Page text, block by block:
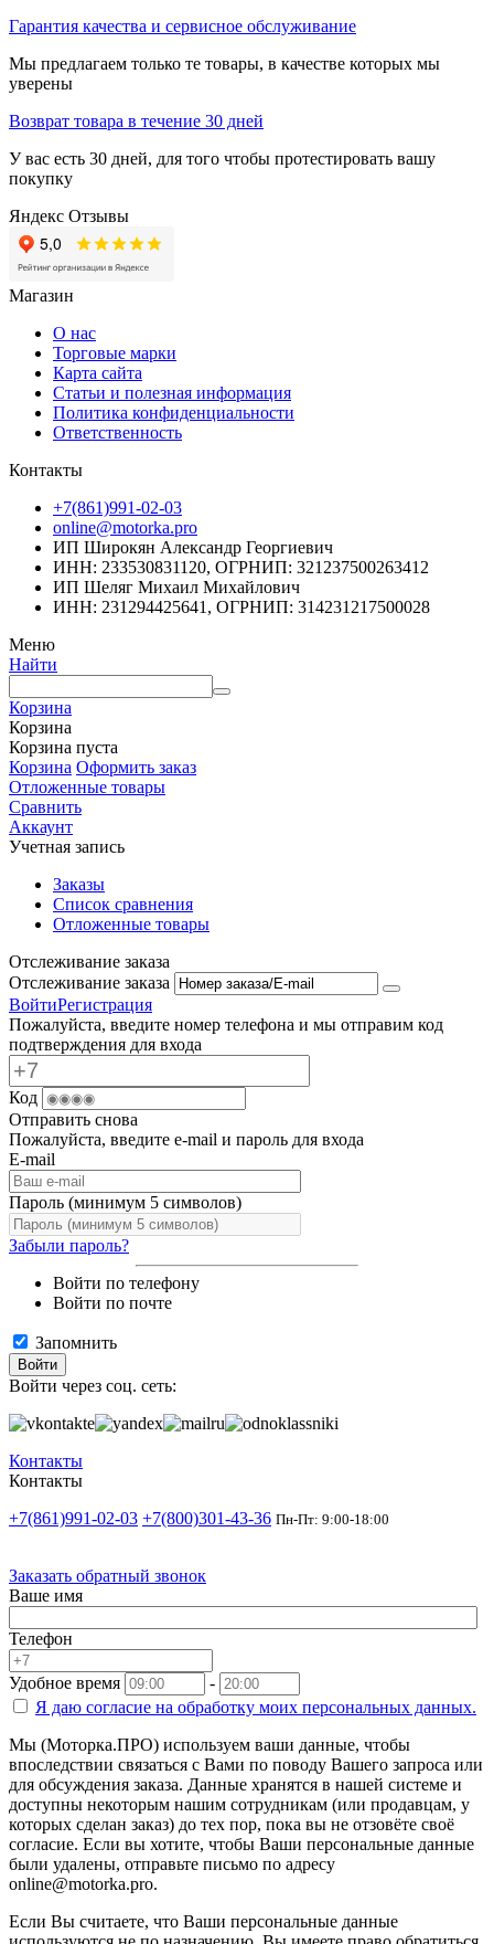
Гарантия качества и сервисное обслуживание
Мы предлагаем только те товары, в качестве которых мы
уверены
Возврат товара в течение 30 дней
У вас есть 30 дней, для того чтобы протестировать вашу
покупку
Яндекс Отзывы
Магазин
О нас
Торговые марки
Карта сайта
Статьи и полезная информация
Политика конфиденциальности
Ответственность
Контакты
+7(861)991-02-03
online@motorka.pro
ИП Широкян Александр Георгиевич
ИНН: 233530831120, ОГРНИП: 321237500263412
ИП Шеляг Михаил Михайлович
ИНН: 231294425641, ОГРНИП: 314231217500028
Меню
Найти
Корзина
Корзина
Корзина пуста
Корзина Оформить заказ
Отложенные товары
Сравнить
Аккаунт
Учетная запись
Заказы
Список сравнения
Отложенные товары
Отслеживание заказа
Отслеживание заказа
ВойтиРегистрация
Пожалуйста, введите номер телефона и мы отправим код
подтверждения для входа
Код
Отправить снова
Пожалуйста, введите e-mail и пароль для входа
E-mail
Пароль (минимум 5 символов)
Забыли пароль?
Войти по телефону
Войти по почте
Запомнить
Войти
Войти через соц. сеть:
Контакты
Контакты
+7(861)991-02-03 +7(800)301-43-36 Пн-Пт: 9:00-18:00
Заказать обратный звонок
Ваше имя
Телефон
Удобное время
-
Я даю согласие на обработку моих персональных данных.
Мы (Моторка.ПРО) используем ваши данные, чтобы
впоследствии связаться с Вами по поводу Вашего запроса или
для обсуждения заказа. Данные хранятся в нашей системе и
доступны некоторым нашим сотрудникам (или продавцам, у
которых сделан заказ) до тех пор, пока вы не отзовёте своё
согласие. Если вы хотите, чтобы Ваши персональные данные
были удалены, отправьте письмо по адресу
online@motorka.pro.
Если Вы считаете, что Ваши персональные данные